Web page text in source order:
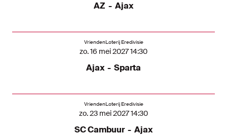
AZ - Ajax
VriendenLoterij Eredivisie
zo. 16 mei 2027 14:30
Ajax - Sparta
VriendenLoterij Eredivisie
zo. 23 mei 2027 14:30
SC Cambuur - Ajax